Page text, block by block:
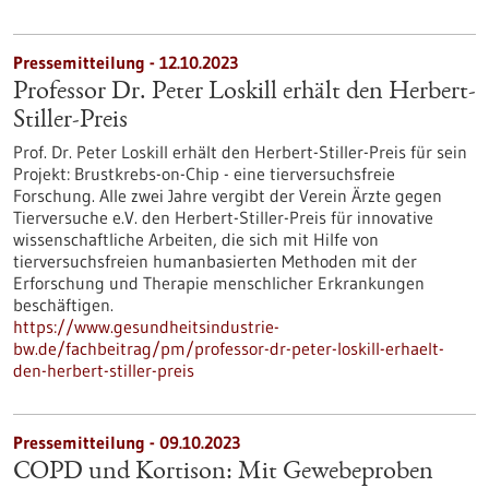
Pressemitteilung - 12.10.2023
Professor Dr. Peter Loskill erhält den Herbert-
Stiller-Preis
Prof. Dr. Peter Loskill erhält den Herbert-Stiller-Preis für sein
Projekt: Brustkrebs-on-Chip - eine tierversuchsfreie
Forschung. Alle zwei Jahre vergibt der Verein Ärzte gegen
Tierversuche e.V. den Herbert-Stiller-Preis für innovative
wissenschaftliche Arbeiten, die sich mit Hilfe von
tierversuchsfreien humanbasierten Methoden mit der
Erforschung und Therapie menschlicher Erkrankungen
beschäftigen.
https://www.gesundheitsindustrie-
bw.de/fachbeitrag/pm/professor-dr-peter-loskill-erhaelt-
den-herbert-stiller-preis
Pressemitteilung - 09.10.2023
COPD und Kortison: Mit Gewebeproben